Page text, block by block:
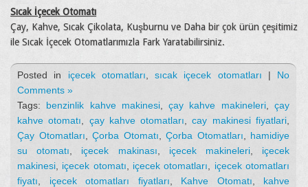
Sıcak İçecek Otomatı
Çay, Kahve, Sıcak Çikolata, Kuşburnu ve Daha bir çok ürün çeşitimiz
ile Sıcak İçecek Otomatlarımızla Fark Yaratabilirsiniz.
Posted in içecek otomatları sıcak içecek otomatları | No
Comments »
Tags: benzinlik kahve makinesi,çay kahve makineleri,çay
kahve otomatı
çay kahve otomatları ,cay makinesi fiyatlari
Çay Otomatları
Çorba Otomatı Çorba Otomatları
hamidiye
su otomatı
içecek makinası içecek makineleri, içecek
makinesi
içecek otomatı içecek otomatları
içecek otomatları
fiyatı
içecek otomatları fiyatları Kahve Otomatı
kahve